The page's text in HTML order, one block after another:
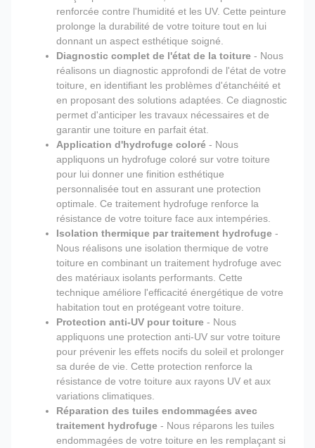
renforcée contre l'humidité et les UV. Cette peinture
prolonge la durabilité de votre toiture tout en lui
donnant un aspect esthétique soigné.
Diagnostic complet de l'état de la toiture - Nous
réalisons un diagnostic approfondi de l'état de votre
toiture, en identifiant les problèmes d'étanchéité et
en proposant des solutions adaptées. Ce diagnostic
permet d'anticiper les travaux nécessaires et de
garantir une toiture en parfait état.
Application d'hydrofuge coloré - Nous
appliquons un hydrofuge coloré sur votre toiture
pour lui donner une finition esthétique
personnalisée tout en assurant une protection
optimale. Ce traitement hydrofuge renforce la
résistance de votre toiture face aux intempéries.
Isolation thermique par traitement hydrofuge -
Nous réalisons une isolation thermique de votre
toiture en combinant un traitement hydrofuge avec
des matériaux isolants performants. Cette
technique améliore l'efficacité énergétique de votre
habitation tout en protégeant votre toiture.
Protection anti-UV pour toiture - Nous
appliquons une protection anti-UV sur votre toiture
pour prévenir les effets nocifs du soleil et prolonger
sa durée de vie. Cette protection renforce la
résistance de votre toiture aux rayons UV et aux
variations climatiques.
Réparation des tuiles endommagées avec
traitement hydrofuge - Nous réparons les tuiles
endommagées de votre toiture en les remplaçant si